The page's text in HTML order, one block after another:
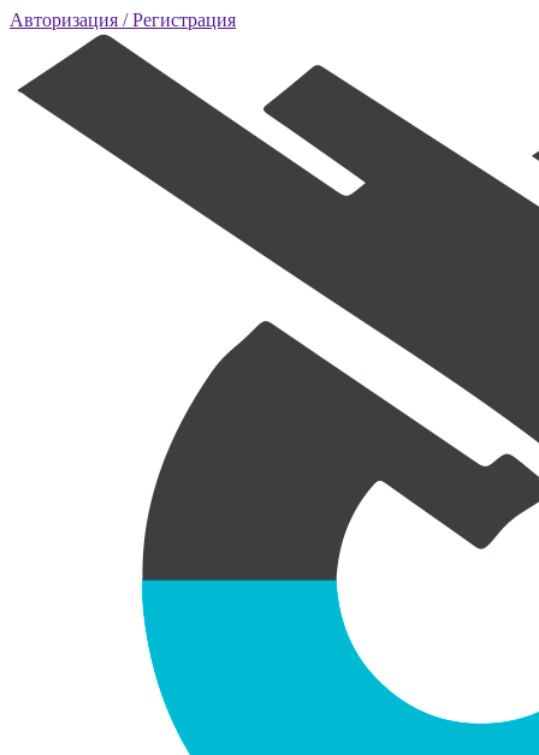
Авторизация / Регистрация